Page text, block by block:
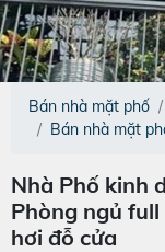
Bán nhà mặt phố
Bán nhà mặt
Nhà Phố kinh
Phòng ngủ
hơi đỗ cửa